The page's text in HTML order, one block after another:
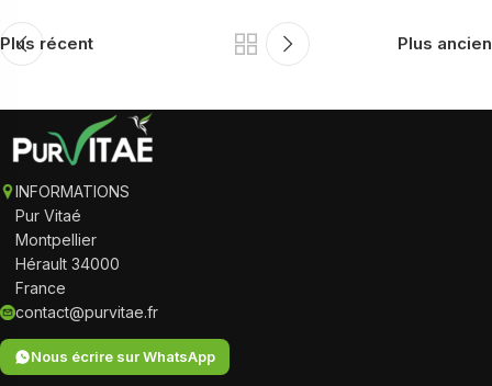
Plus récent Plus ancien
INFORMATIONS
Pur Vitaé
Montpellier
Hérault 34000
France
contact@purvitae.fr
Nous écrire sur WhatsApp